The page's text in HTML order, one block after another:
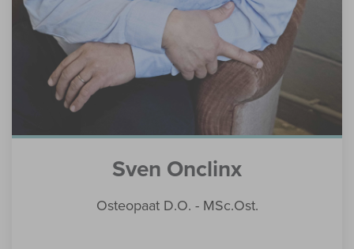
Sven Onclinx
Osteopaat D.O. - MSc.Ost.